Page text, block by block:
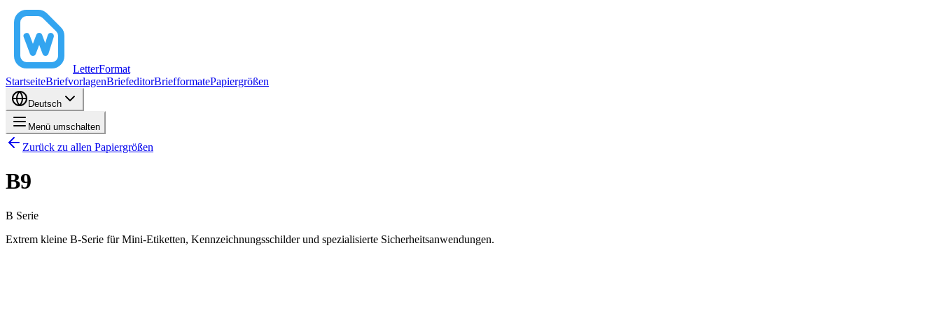
LetterFormat
StartseiteBriefvorlagenBriefeditorBriefformatePapiergrößen
Deutsch
Menü umschalten
Zurück zu allen Papiergrößen
B9
B Serie
Extrem kleine B-Serie für Mini-Etiketten, Kennzeichnungsschilder und spezialisierte Sicherheitsanwendungen.